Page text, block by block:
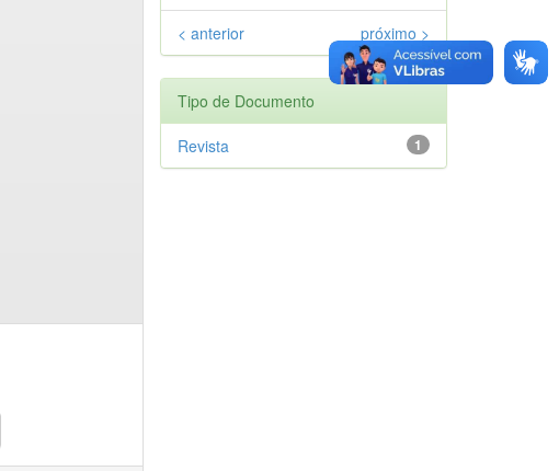
< anterior próximo >
Tipo de Documento
1
Revista